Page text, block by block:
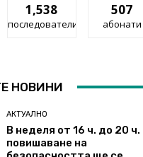
1,538
последователи
507
абонати
НОВИНИ
АКТУАЛНО
В неделя от 16 ч. до 20 ч.
повишаване на